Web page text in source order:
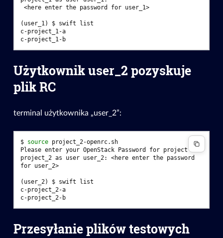
<here enter the password for user_1>
(user_1) $ swift
c-project_1-a
c-project_1-b
Użytkownik user_2 pozyskuje
plik RC
terminal użytkownika „user_2”:
$ source
Please enter your OpenStack Password for project
project_2 as user user_2: <here enter the password
for user_2>
(user_2) $ swift
c-project_2-a
c-project_2-b
Przesyłanie plików testowych